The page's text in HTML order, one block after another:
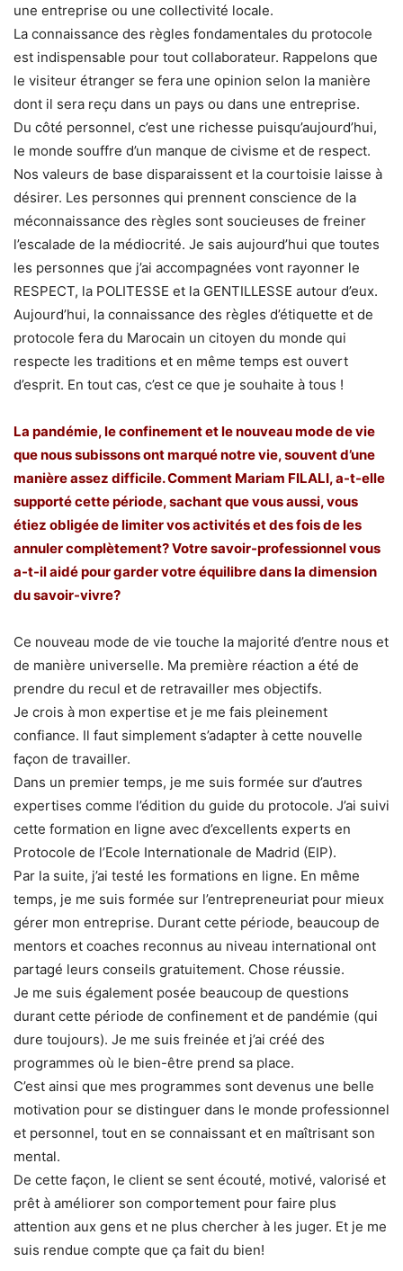
une entreprise ou une collectivité locale.
La connaissance des règles fondamentales du protocole
est indispensable pour tout collaborateur. Rappelons que
le visiteur étranger se fera une opinion selon la manière
dont il sera reçu dans un pays ou dans une entreprise.
Du côté personnel, c’est une richesse puisqu’aujourd’hui,
le monde souffre d’un manque de civisme et de respect.
Nos valeurs de base disparaissent et la courtoisie laisse à
désirer. Les personnes qui prennent conscience de la
méconnaissance des règles sont soucieuses de freiner
l’escalade de la médiocrité. Je sais aujourd’hui que toutes
les personnes que j’ai accompagnées vont rayonner le
RESPECT, la POLITESSE et la GENTILLESSE autour d’eux.
Aujourd’hui, la connaissance des règles d’étiquette et de
protocole fera du Marocain un citoyen du monde qui
respecte les traditions et en même temps est ouvert
d’esprit. En tout cas, c’est ce que je souhaite à tous !
La pandémie, le confinement et le nouveau mode de vie
que nous subissons ont marqué notre vie, souvent d’une
manière assez difficile. Comment Mariam FILALI, a-t-elle
supporté cette période, sachant que vous aussi, vous
étiez obligée de limiter vos activités et des fois de les
annuler complètement? Votre savoir-professionnel vous
a-t-il aidé pour garder votre équilibre dans la dimension
du savoir-vivre?
Ce nouveau mode de vie touche la majorité d’entre nous et
de manière universelle. Ma première réaction a été de
prendre du recul et de retravailler mes objectifs.
Je crois à mon expertise et je me fais pleinement
confiance. Il faut simplement s’adapter à cette nouvelle
façon de travailler.
Dans un premier temps, je me suis formée sur d’autres
expertises comme l’édition du guide du protocole. J’ai suivi
cette formation en ligne avec d’excellents experts en
Protocole de l’Ecole Internationale de Madrid (EIP).
Par la suite, j’ai testé les formations en ligne. En même
temps, je me suis formée sur l’entrepreneuriat pour mieux
gérer mon entreprise. Durant cette période, beaucoup de
mentors et coaches reconnus au niveau international ont
partagé leurs conseils gratuitement. Chose réussie.
Je me suis également posée beaucoup de questions
durant cette période de confinement et de pandémie (qui
dure toujours). Je me suis freinée et j’ai créé des
programmes où le bien-être prend sa place.
C’est ainsi que mes programmes sont devenus une belle
motivation pour se distinguer dans le monde professionnel
et personnel, tout en se connaissant et en maîtrisant son
mental.
De cette façon, le client se sent écouté, motivé, valorisé et
prêt à améliorer son comportement pour faire plus
attention aux gens et ne plus chercher à les juger. Et je me
suis rendue compte que ça fait du bien!